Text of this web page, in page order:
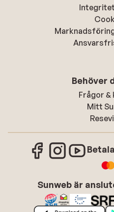
Behöver
Frågor
Mitt
Sunweb är